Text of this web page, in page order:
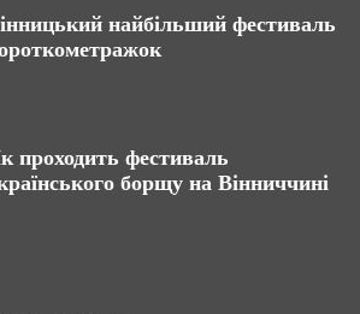
найбільший фестиваль
проходить фестиваль
борщу на Вінниччині